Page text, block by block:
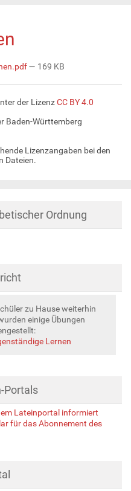
— 169 KB
der LizenzCC BY 4.0
Baden-Württemberg
Lizenzangaben bei den
Dateien.
Ordnung
zu Hause weiterhin
einige Übungen
Lernen
Portals
Lateinportal informiert
für das Abonnement des